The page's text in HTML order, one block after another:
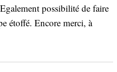
possibilité de faire
étoffé. Encore merci, à